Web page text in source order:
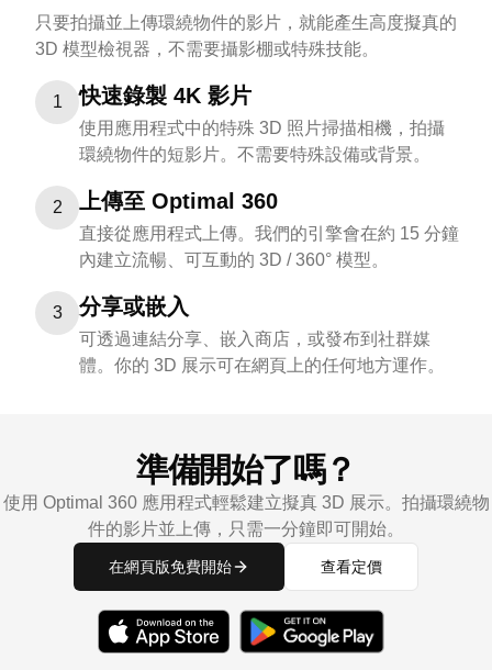
只要拍攝並上傳環繞物件的影片，就能產生高度擬真的
3D 模型檢視器，不需要攝影棚或特殊技能。
1 快速錄製 4K 影片
使用應用程式中的特殊 3D 照片掃描相機，拍攝
環繞物件的短影片。不需要特殊設備或背景。
2 上傳至 Optimal 360
直接從應用程式上傳。我們的引擎會在約 15 分鐘
內建立流暢、可互動的 3D / 360° 模型。
3 分享或嵌入
可透過連結分享、嵌入商店，或發布到社群媒
體。你的 3D 展示可在網頁上的任何地方運作。
準備開始了嗎？
使用 Optimal 360 應用程式輕鬆建立擬真 3D 展示。拍攝環繞物
件的影片並上傳，只需一分鐘即可開始。
在網頁版免費開始 查看定價